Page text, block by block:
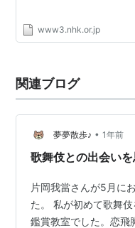
www3.nhk.or.jp
関連ブログ
夢夢散歩♪ • 1年前
歌舞伎との出会い
片岡我當さんが5月に
た。 私が初めて歌舞
鑑賞教室でした。恋飛